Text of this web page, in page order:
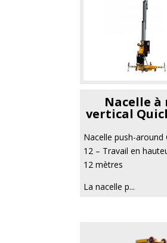
Nacelle à
vertical
Nacelle push-around
12 – Travail en
12 mètres
La nacelle p...